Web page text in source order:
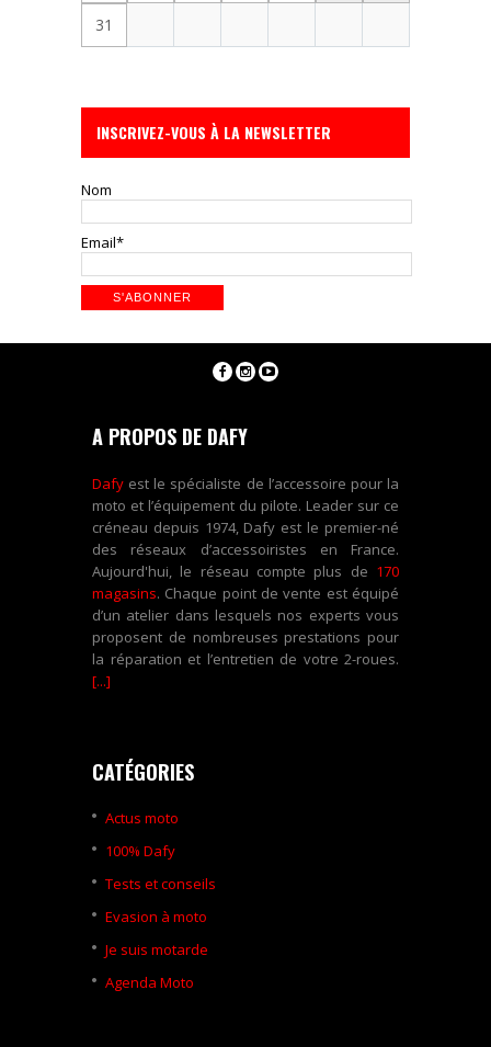
31
INSCRIVEZ-VOUS À LA NEWSLETTER
Nom
Email*
A PROPOS DE DAFY
Dafy est le spécialiste de l’accessoire pour la
moto et l’équipement du pilote. Leader sur ce
créneau depuis 1974, Dafy est le premier-né
des réseaux d’accessoiristes en France.
Aujourd'hui, le réseau compte plus de 170
magasins. Chaque point de vente est équipé
d’un atelier dans lesquels nos experts vous
proposent de nombreuses prestations pour
la réparation et l’entretien de votre 2-roues.
[...]
CATÉGORIES
Actus moto
100% Dafy
Tests et conseils
Evasion à moto
Je suis motarde
Agenda Moto